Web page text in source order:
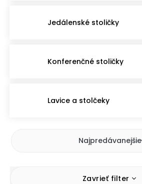
Jedálenské stoličky
Konferenčné stoličky
Lavice a stolčeky
Najpredávanejšie
Zavrieť filter